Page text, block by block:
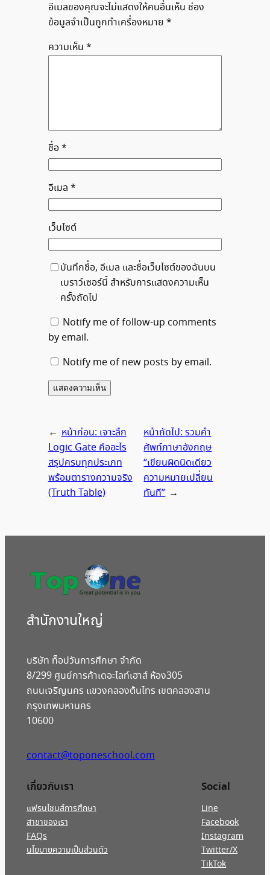
อีเมลของคุณจะไม่แสดงให้คนอื่นเห็น ช่อง
ข้อมูลจำเป็นถูกทำเครื่องหมาย *
ความเห็น *
ชื่อ*
อีเมล *
เว็บไซต์
บันทึกชื่อ, อีเมล และชื่อเว็บไซต์ของฉันบน
เบราว์เซอร์นี้ สำหรับการแสดงความเห็น
ครั้งถัดไป
Notify me of follow-up comments
by email.
Notify me of new posts by email.
← หน้าก่อน: เจาะลึก
Logic Gate คืออะไร
สรุปครบทุกประเภท
พร้อมตารางความจริง
(Truth Table)
หน้าถัดไป:รวมคำ
ศัพท์ภาษาอังกฤษ
“เขียนผิดนิดเดียว
ความหมายเปลี่ยน
ทันที” →
สํานักงานใหญ่
บริษัท ท็อปวันการศึกษา จำกัด
8/299 ศูนย์การค้าเดอะไลท์เฮาส์ ห้อง305
ถนนเจริญนคร แขวงคลองต้นไทร เขตคลองสาน
กรุงเทพมหานคร
10600
contact@toponeschool.com
เกี่ยวกับเรา
แฟรนไชนส์การศึกษา
สาขาของเรา
FAQs
นโยบายความเป็นส่วนตัว
Social
Line
Facebook
Instagram
Twitter/X
TikTok